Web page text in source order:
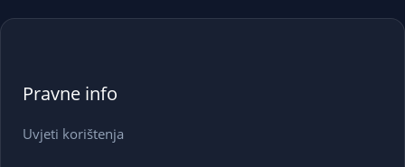
Pravne info
Uvjeti korištenja